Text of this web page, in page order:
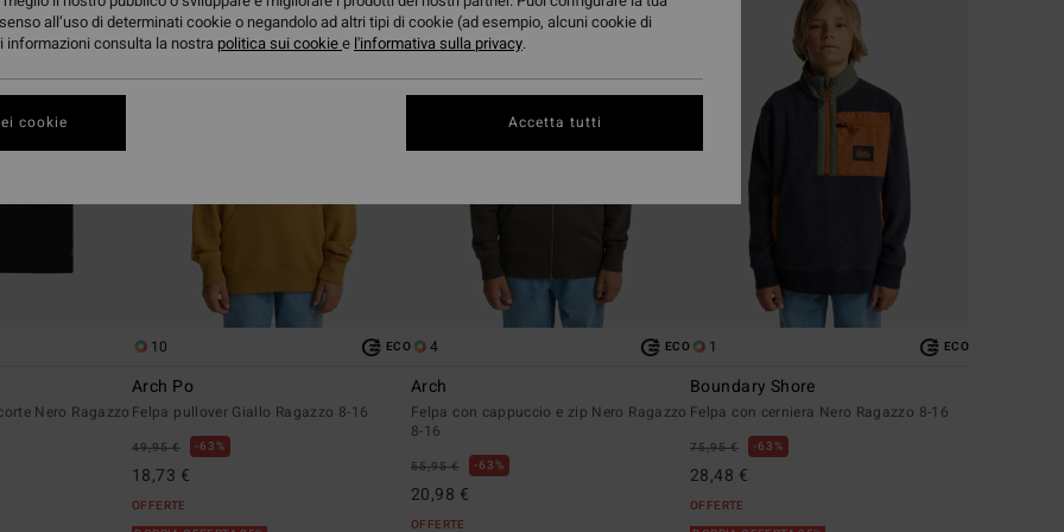
Nero Ragazzo
10 ECO
Arch Po
Felpa pullover Giallo Ragazzo 8-16
49,95 € 63%
18,73 €
OFFERTE
4 ECO
Arch
Felpa con cappuccio e zip Nero Ragazzo
8-16
55,95 € 63%
20,98 €
OFFERTE
1 ECO
Boundary Shore
Felpa con cerniera Nero Ragazzo 8-16
75,95 € 63%
28,48 €
OFFERTE
all’uso di determinati cookie o negandolo ad altri tipi di cookie (ad esempio, alcuni cookie di
informazioni consulta la nostra politica sui cookiee l'informativa sulla privacy.
cookie Accetta tutti